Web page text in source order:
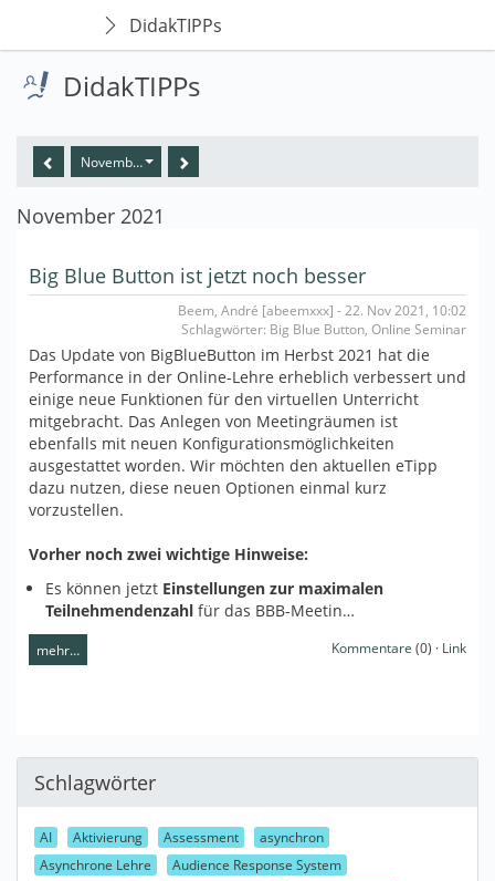
DidakTIPPs
DidakTIPPs
November 2021
November 2021
Big Blue Button ist jetzt noch besser
Beem, André [abeemxxx] - 22. Nov 2021, 10:02
Schlagwörter: Big Blue Button, Online Seminar
Das Update von BigBlueButton im Herbst 2021 hat die
Performance in der Online-Lehre erheblich verbessert und
einige neue Funktionen für den virtuellen Unterricht
mitgebracht. Das Anlegen von Meetingräumen ist
ebenfalls mit neuen Konfigurationsmöglichkeiten
ausgestattet worden. Wir möchten den aktuellen eTipp
dazu nutzen, diese neuen Optionen einmal kurz
vorzustellen.
Vorher noch zwei wichtige Hinweise:
Es können jetzt Einstellungen zur maximalen
Teilnehmendenzahl für das BBB-Meetin…
mehr… Kommentare (0) · Link
Schlagwörter
AI Aktivierung Assessment
asynchron
Asynchrone Lehre
Audience Response System